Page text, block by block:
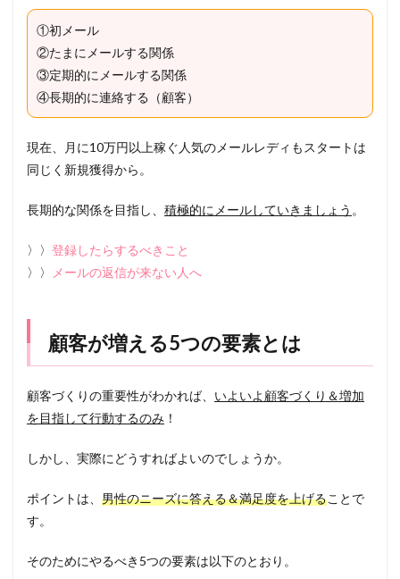
①初メール
②たまにメールする関係
③定期的にメールする関係
④長期的に連絡する（顧客）
現在、月に10万円以上稼ぐ人気のメールレディもスタートは
同じく新規獲得から。
長期的な関係を目指し、 積極的にメールしていきましょう 。
〉〉 登録したらするべきこと
〉〉
メールの返信が来ない人へ
顧客が増える5つの要素とは
顧客づくりの重要性がわかれば、 いよいよ顧客づくり＆増加
を目指して行動するのみ ！
しかし、実際にどうすればよいのでしょうか。
ポイントは、 男性のニーズに答える＆満足度を上げることで
す。
そのためにやるべき5つの要素は以下のとおり。